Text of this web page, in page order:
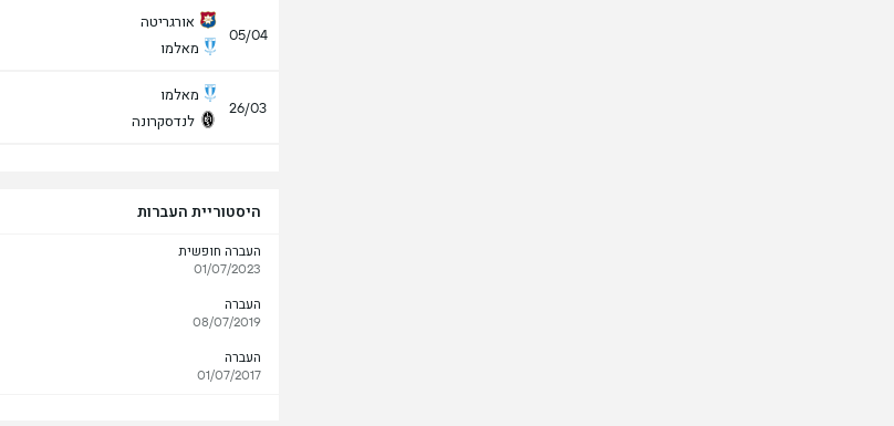
05/04
אורגריטה
מאלמו
26/03
מאלמו
לנדסקרונה
היסטוריית העברות
העברה חופשית
01/07/2023
העברה
08/07/2019
העברה
01/07/2017